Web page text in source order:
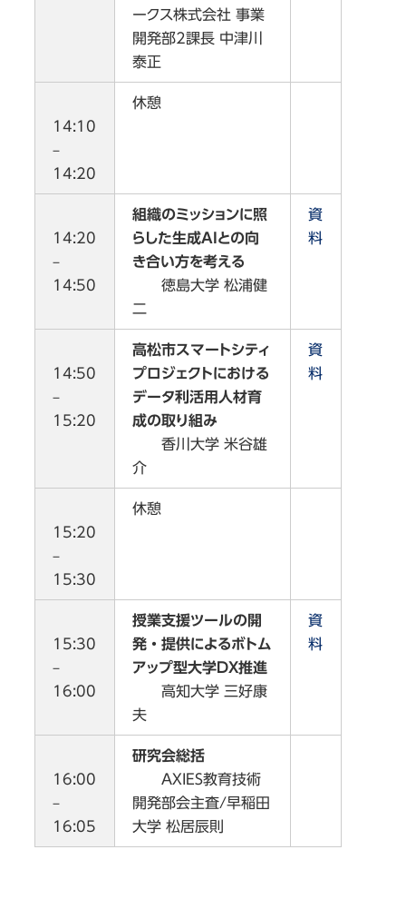
ークス株式会社 事業
開発部2課長 中津川
泰正
14:10
–
14:20
休憩
14:20
–
14:50
組織のミッションに照
らした生成AIとの向
き合い方を考える
徳島大学 松浦健
二
資
料
14:50
–
15:20
高松市スマートシティ
プロジェクトにおける
データ利活用人材育
成の取り組み
香川大学 米谷雄
介
資
料
15:20
–
15:30
休憩
15:30
–
16:00
授業支援ツールの開
発・提供によるボトム
アップ型大学DX推進
高知大学 三好康
夫
資
料
16:00
–
16:05
研究会総括
AXIES教育技術
開発部会主査/早稲田
大学 松居辰則